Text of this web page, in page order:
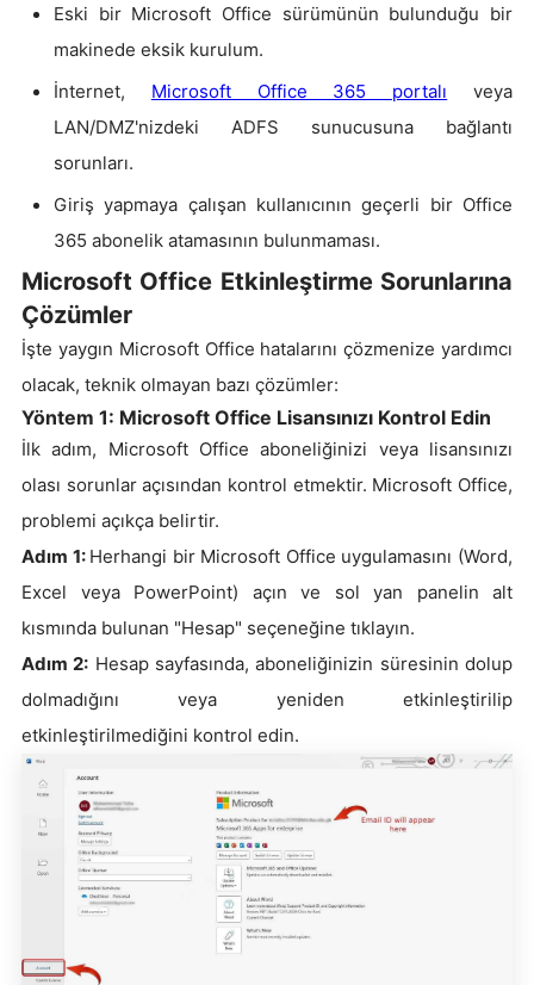
Eski bir Microsoft Office sürümünün bulunduğu bir
makinede eksik kurulum.
İnternet, Microsoft Office 365 portalı veya
LAN/DMZ'nizdeki ADFS sunucusuna bağlantı
sorunları.
Giriş yapmaya çalışan kullanıcının geçerli bir Office
365 abonelik atamasının bulunmaması.
Microsoft Office Etkinleştirme Sorunlarına
Çözümler
İşte yaygın Microsoft Office hatalarını çözmenize yardımcı
olacak, teknik olmayan bazı çözümler:
Yöntem 1: Microsoft Office Lisansınızı Kontrol Edin
İlk adım, Microsoft Office aboneliğinizi veya lisansınızı
olası sorunlar açısından kontrol etmektir. Microsoft Office,
problemi açıkça belirtir.
Adım 1: Herhangi bir Microsoft Office uygulamasını (Word,
Excel veya PowerPoint) açın ve sol yan panelin alt
kısmında bulunan "Hesap" seçeneğine tıklayın.
Adım 2: Hesap sayfasında, aboneliğinizin süresinin dolup
dolmadığını veya yeniden etkinleştirilip
etkinleştirilmediğini kontrol edin.